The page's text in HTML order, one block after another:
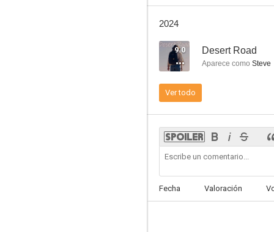
2024
9.0 Desert Road
Aparece como Steve
Ver todo
Fecha Valoración